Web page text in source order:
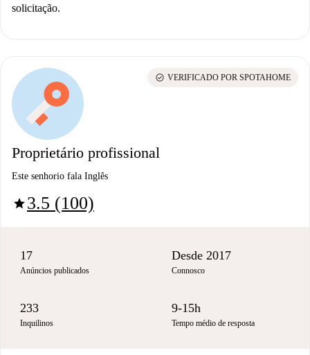
solicitação.
Proprietário profissional
Este senhorio fala Inglês
star3.5 (100)
check_circle VERIFICADO POR SPOTAHOME
17
Anúncios publicados
Desde 2017
Connosco
233
Inquilinos
9-15h
Tempo médio de resposta